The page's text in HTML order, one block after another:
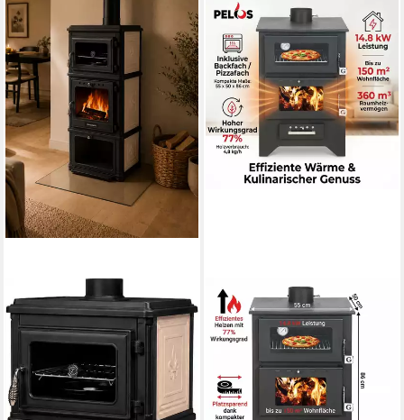
HANSEATIC
Kaminofen Minerva Beige
7,1 kW Nennwärmeleistung
140 m³ max. Raumheizvermögen
Produktdatenblatt
2.349,00 €
GEKAS
Kaminofen MG 450 für 90 bis
150 qm Wohnfläche
Nennwärmeleistung
80,4 %
Wirkungsgrad
360 m³
max. Raumheizvermögen
Produktdatenblatt